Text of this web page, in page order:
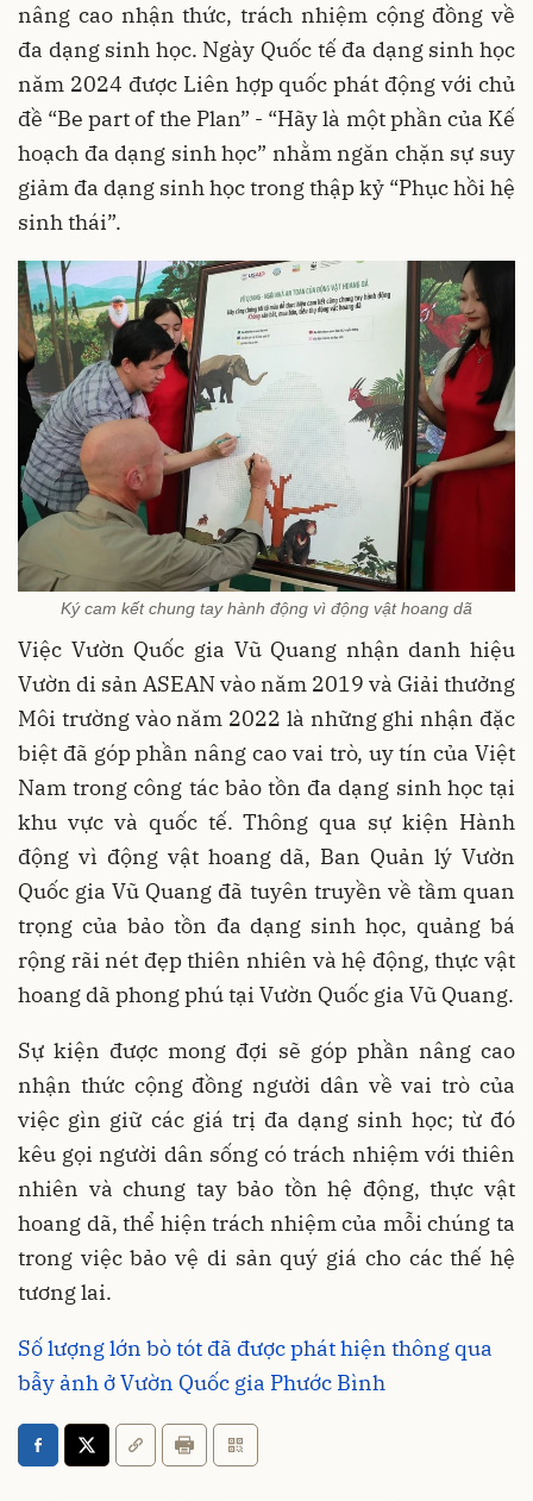
nâng cao nhận thức, trách nhiệm cộng đồng về
đa dạng sinh học. Ngày Quốc tế đa dạng sinh học
năm 2024 được Liên hợp quốc phát động với chủ
đề “Be part of the Plan” - “Hãy là một phần của Kế
hoạch đa dạng sinh học” nhằm ngăn chặn sự suy
giảm đa dạng sinh học trong thập kỷ “Phục hồi hệ
sinh thái”.
Ký cam kết chung tay hành động vì động vật hoang dã
Việc Vườn Quốc gia Vũ Quang nhận danh hiệu
Vườn di sản ASEAN vào năm 2019 và Giải thưởng
Môi trường vào năm 2022 là những ghi nhận đặc
biệt đã góp phần nâng cao vai trò, uy tín của Việt
Nam trong công tác bảo tồn đa dạng sinh học tại
khu vực và quốc tế. Thông qua sự kiện Hành
động vì động vật hoang dã, Ban Quản lý Vườn
Quốc gia Vũ Quang đã tuyên truyền về tầm quan
trọng của bảo tồn đa dạng sinh học, quảng bá
rộng rãi nét đẹp thiên nhiên và hệ động, thực vật
hoang dã phong phú tại Vườn Quốc gia Vũ Quang.
Sự kiện được mong đợi sẽ góp phần nâng cao
nhận thức cộng đồng người dân về vai trò của
việc gìn giữ các giá trị đa dạng sinh học; từ đó
kêu gọi người dân sống có trách nhiệm với thiên
nhiên và chung tay bảo tồn hệ động, thực vật
hoang dã, thể hiện trách nhiệm của mỗi chúng ta
trong việc bảo vệ di sản quý giá cho các thế hệ
tương lai.
Số lượng lớn bò tót đã được phát hiện thông qua
bẫy ảnh ở Vườn Quốc gia Phước Bình